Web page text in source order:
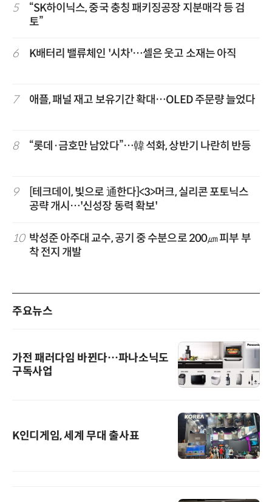
5
“SK하이닉스, 중국 충칭 패키징공장 지분매각 등 검
토”
6 K배터리 밸류체인 '시차'…셀은 웃고 소재는 아직
7 애플, 패널 재고 보유기간 확대…OLED 주문량 늘었다
8 “롯데·금호만 남았다”…韓 석화, 상반기 나란히 반등
9
[테크데이, 빛으로 通한다]<3>머크, 실리콘 포토닉스
공략 개시…'신성장 동력 확보'
10 박성준 아주대 교수, 공기 중 수분으로 200㎛ 피부 부
착 전지 개발
주요뉴스
가전 패러다임 바뀐다…파나소닉도
구독사업
K인디게임, 세계 무대 출사표